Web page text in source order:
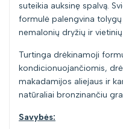
suteikia auksinę spalvą.
formulė palengvina
nemalonių dryžių ir
Turtinga drėkinamoji
kondicionuojančiomis,
makadamijos aliejaus ir
natūraliai bronzinančiu
Savybės: